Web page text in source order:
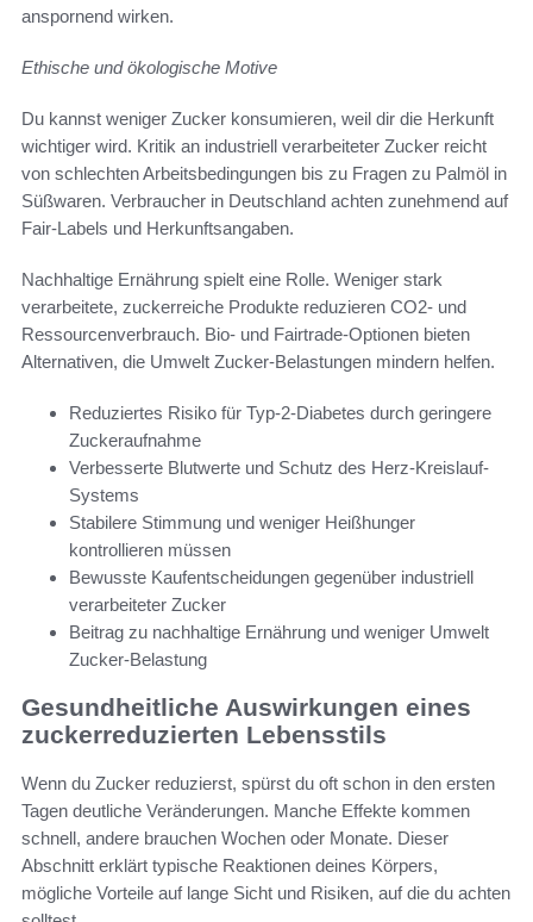
anspornend wirken.
Ethische und ökologische Motive
Du kannst weniger Zucker konsumieren, weil dir die Herkunft
wichtiger wird. Kritik an industriell verarbeiteter Zucker reicht
von schlechten Arbeitsbedingungen bis zu Fragen zu Palmöl in
Süßwaren. Verbraucher in Deutschland achten zunehmend auf
Fair-Labels und Herkunftsangaben.
Nachhaltige Ernährung spielt eine Rolle. Weniger stark
verarbeitete, zuckerreiche Produkte reduzieren CO2- und
Ressourcenverbrauch. Bio- und Fairtrade-Optionen bieten
Alternativen, die Umwelt Zucker-Belastungen mindern helfen.
Reduziertes Risiko für Typ-2-Diabetes durch geringere
Zuckeraufnahme
Verbesserte Blutwerte und Schutz des Herz-Kreislauf-
Systems
Stabilere Stimmung und weniger Heißhunger
kontrollieren müssen
Bewusste Kaufentscheidungen gegenüber industriell
verarbeiteter Zucker
Beitrag zu nachhaltige Ernährung und weniger Umwelt
Zucker-Belastung
Gesundheitliche Auswirkungen eines
zuckerreduzierten Lebensstils
Wenn du Zucker reduzierst, spürst du oft schon in den ersten
Tagen deutliche Veränderungen. Manche Effekte kommen
schnell, andere brauchen Wochen oder Monate. Dieser
Abschnitt erklärt typische Reaktionen deines Körpers,
mögliche Vorteile auf lange Sicht und Risiken, auf die du achten